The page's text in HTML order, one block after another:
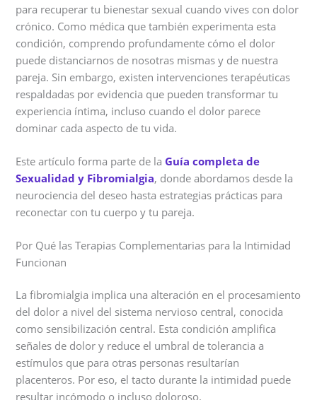
para recuperar tu bienestar sexual cuando vives con dolor
crónico. Como médica que también experimenta esta
condición, comprendo profundamente cómo el dolor
puede distanciarnos de nosotras mismas y de nuestra
pareja. Sin embargo, existen intervenciones terapéuticas
respaldadas por evidencia que pueden transformar tu
experiencia íntima, incluso cuando el dolor parece
dominar cada aspecto de tu vida.
Este artículo forma parte de la Guía completa de
Sexualidad y Fibromialgia, donde abordamos desde la
neurociencia del deseo hasta estrategias prácticas para
reconectar con tu cuerpo y tu pareja.
Por Qué las Terapias Complementarias para la Intimidad
Funcionan
La fibromialgia implica una alteración en el procesamiento
del dolor a nivel del sistema nervioso central, conocida
como sensibilización central. Esta condición amplifica
señales de dolor y reduce el umbral de tolerancia a
estímulos que para otras personas resultarían
placenteros. Por eso, el tacto durante la intimidad puede
resultar incómodo o incluso doloroso.